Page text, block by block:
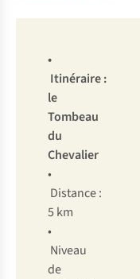
•
Itinéraire :
le
Tombeau
du
Chevalier
•
Distance :
5 km
•
Niveau
de